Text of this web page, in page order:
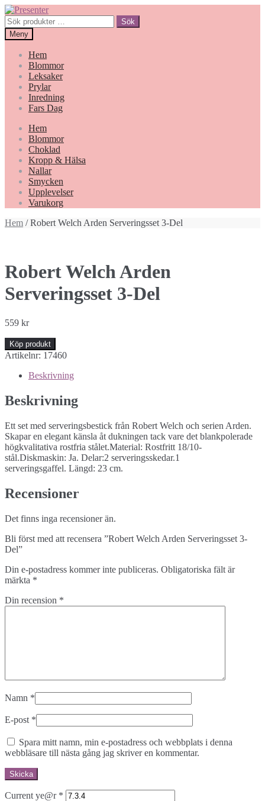
Hoppa
till
navigering
Gå
till
innehåll
Sök
efter:
Sök
Meny
Hem
Blommor
Leksaker
Prylar
Inredning
Fars Dag
Hem
Blommor
Choklad
Kropp & Hälsa
Nallar
Smycken
Upplevelser
Varukorg
Hem / Robert Welch Arden Serveringsset 3-Del
Robert Welch Arden
Serveringsset 3-Del
559 kr
Köp produkt
Artikelnr: 17460
Beskrivning
Beskrivning
Ett set med serveringsbestick från Robert Welch och serien Arden.
Skapar en elegant känsla åt dukningen tack vare det blankpolerade
högkvalitativa rostfria stålet.Material: Rostfritt 18/10-
stål.Diskmaskin: Ja. Delar:2 serveringsskedar.1
serveringsgaffel. Längd: 23 cm.
Recensioner
Det finns inga recensioner än.
Bli först med att recensera ”Robert Welch Arden Serveringsset 3-
Del”
Din e-postadress kommer inte publiceras. Obligatoriska fält är
märkta *
Din recension *
Namn *
E-post *
Spara mitt namn, min e-postadress och webbplats i denna
webbläsare till nästa gång jag skriver en kommentar.
Current ye@r *